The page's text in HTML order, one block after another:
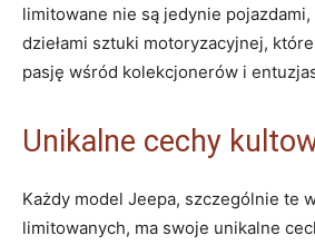
limitowane nie są jedynie
dziełami sztuki motoryzacyjnej,
pasję wśród kolekcjonerów i
Unikalne cechy
Każdy model Jeepa, szczególnie te
limitowanych, ma swoje unikalne